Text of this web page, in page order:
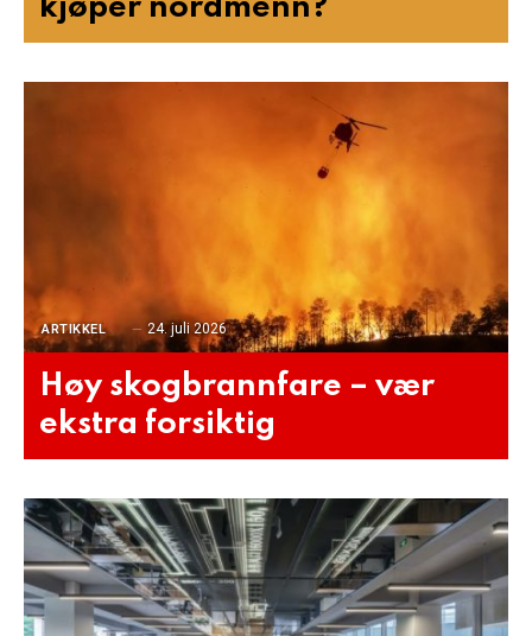
kjøper nordmenn?
ARTIKKEL 24. juli 2026
Høy skogbrannfare – vær
ekstra forsiktig